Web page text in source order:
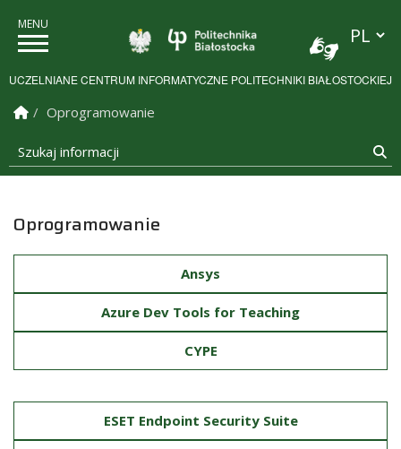
Politechnika
UCZELNIANE CENTRUM INFORMATYCZNE POLITECHNIKI BIAŁOSTOCKIEJ
Strona Główna
Oprogramowanie
Szukaj informacji
Oprogramowanie
Ansys
Azure Dev Tools for Teaching
CYPE
ESET Endpoint Security Suite